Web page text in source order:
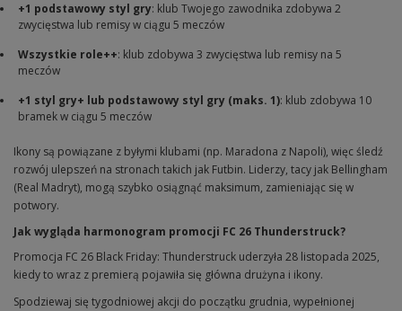
+1 podstawowy styl gry: klub Twojego zawodnika zdobywa 2
zwycięstwa lub remisy w ciągu 5 meczów
Wszystkie role++: klub zdobywa 3 zwycięstwa lub remisy na 5
meczów
+1 styl gry+ lub podstawowy styl gry (maks. 1): klub zdobywa 10
bramek w ciągu 5 meczów
Ikony są powiązane z byłymi klubami (np. Maradona z Napoli), więc śledź
rozwój ulepszeń na stronach takich jak Futbin. Liderzy, tacy jak Bellingham
(Real Madryt), mogą szybko osiągnąć maksimum, zamieniając się w
potwory.
Jak wygląda harmonogram promocji FC 26 Thunderstruck?
Promocja FC 26 Black Friday: Thunderstruck uderzyła 28 listopada 2025,
kiedy to wraz z premierą pojawiła się główna drużyna i ikony.
Spodziewaj się tygodniowej akcji do początku grudnia, wypełnionej